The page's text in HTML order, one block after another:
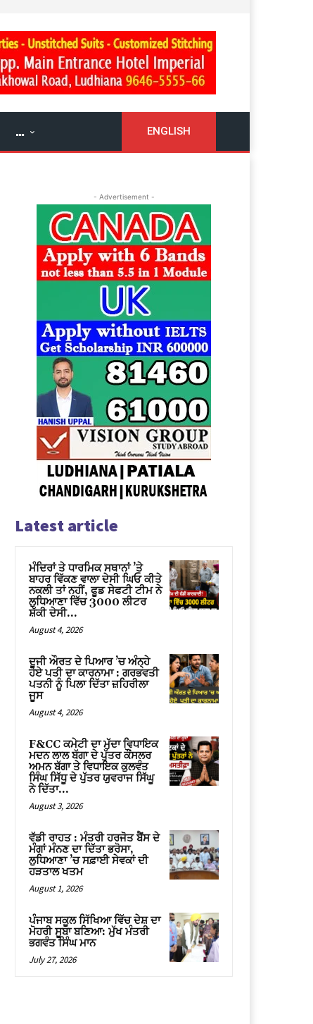
… ENGLISH
- Advertisement -
Latest article
ਮੰਦਿਰਾਂ ਤੇ ਧਾਰਮਿਕ ਸਥਾਨਾਂ ’ਤੇ
ਬਾਹਰ ਵਿੱਕਣ ਵਾਲਾ ਦੇਸੀ ਘਿਓ ਕੀਤੇ
ਨਕਲੀ ਤਾਂ ਨਹੀਂ, ਫੂਡ ਸੇਫਟੀ ਟੀਮ ਨੇ
ਲੁਧਿਆਣਾ ਵਿੱਚ 3000 ਲੀਟਰ
ਸ਼ੱਕੀ ਦੇਸੀ...
August 4, 2026
ਦੂਜੀ ਔਰਤ ਦੇ ਪਿਆਰ ’ਚ ਅੰਨ੍ਹੇ
ਹੋਏ ਪਤੀ ਦਾ ਕਾਰਨਾਮਾ : ਗਰਭਵਤੀ
ਪਤਨੀ ਨੂੰ ਪਿਲਾ ਦਿੱਤਾ ਜ਼ਹਿਰੀਲਾ
ਜੂਸ
August 4, 2026
F&CC ਕਮੇਟੀ ਦਾ ਮੁੱਦਾ ਵਿਧਾਇਕ
ਮਦਨ ਲਾਲ ਬੱਗਾ ਦੇ ਪੁੱਤਰ ਕੌਂਸਲਰ
ਅਮਨ ਬੱਗਾ ਤੇ ਵਿਧਾਇਕ ਕੁਲਵੰਤ
ਸਿੰਘ ਸਿੱਧੂ ਦੇ ਪੁੱਤਰ ਯੁਵਰਾਜ ਸਿੱਘੂ
ਨੇ ਦਿੱਤਾ...
August 3, 2026
ਵੱਡੀ ਰਾਹਤ : ਮੰਤਰੀ ਹਰਜੋਤ ਬੈਂਸ ਦੇ
ਮੰਗਾਂ ਮੰਨਣ ਦਾ ਦਿੱਤਾ ਭਰੋਸਾ,
ਲੁਧਿਆਣਾ ’ਚ ਸਫ਼ਾਈ ਸੇਵਕਾਂ ਦੀ
ਹੜਤਾਲ ਖਤਮ
August 1, 2026
ਪੰਜਾਬ ਸਕੂਲ ਸਿੱਖਿਆ ਵਿੱਚ ਦੇਸ਼ ਦਾ
ਮੋਹਰੀ ਸੂਬਾ ਬਣਿਆ: ਮੁੱਖ ਮੰਤਰੀ
ਭਗਵੰਤ ਸਿੰਘ ਮਾਨ
July 27, 2026